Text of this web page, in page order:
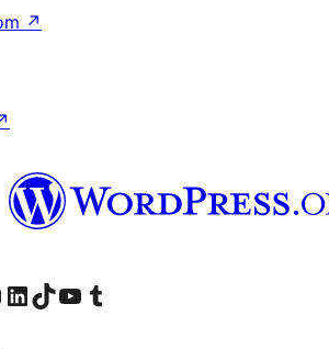
↗
de Facebook
nosa conta de Instagram
Visita a nosa conta de LinkedIn
Visita a nosa conta de TikTok
Visita a nosa canle de YouTube
Visita a nosa conta de Tumblr